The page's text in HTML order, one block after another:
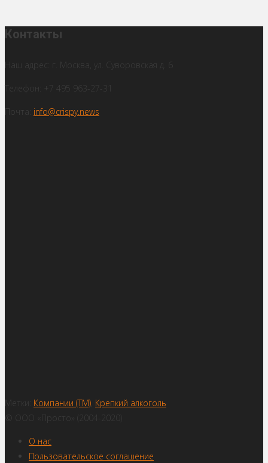
Контакты
Наш адрес: г. Москва, ул. Суворовская д. 6
Телефон: +7 495 963-27-31
Почта: info@crispy.news
Метки: Компании (ТМ) Крепкий алкоголь
© ООО «Просто» (2004-2020)
О нас
Пользовательское соглашение